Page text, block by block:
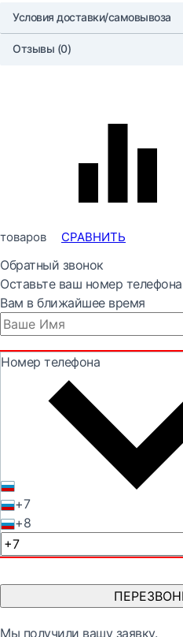
Условия доставки/самовывоза
Отзывы (0)
товаров
СРАВНИТЬ
Обратный звонок
Оставьте ваш номер
Вам в ближайшее время
Номер телефона
+7
+8
Мы получили вашу заявку.